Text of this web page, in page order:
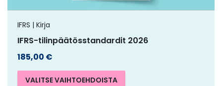
IFRS | Kirja
IFRS-tilinpäätösstandardit 2026
185,00 €
VALITSE VAIHTOEHDOISTA